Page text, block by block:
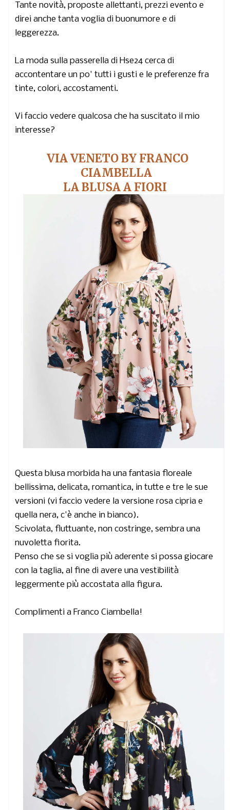
Tante novità, proposte allettanti, prezzi evento e
direi anche tanta voglia di buonumore e di
leggerezza.
La moda sulla passerella di Hse24 cerca di
accontentare un po' tutti i gusti e le preferenze fra
tinte, colori, accostamenti.
Vi faccio vedere qualcosa che ha suscitato il mio
interesse?
VIA VENETO BY FRANCO
CIAMBELLA
LA BLUSA A FIORI
Questa blusa morbida ha una fantasia floreale
bellissima, delicata, romantica, in tutte e tre le sue
versioni (vi faccio vedere la versione rosa cipria e
quella nera, c'è anche in bianco).
Scivolata, fluttuante, non costringe, sembra una
nuvoletta fiorita.
Penso che se si voglia più aderente si possa giocare
con la taglia, al fine di avere una vestibilità
leggermente più accostata alla figura.
Complimenti a Franco Ciambella!